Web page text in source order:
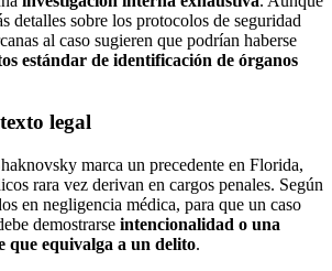
detalles sobre los protocolos de seguridad
al caso sugieren que podrían haberse
estándar de identificación de órganos
legal
marca un precedente en Florida,
rara vez derivan en cargos penales. Según
en negligencia médica, para que un caso
demostrarse intencionalidad o una
que equivalga a un delito.